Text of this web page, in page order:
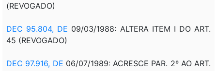
(REVOGADO)
DEC 95.804, DE 09/03/1988: ALTERA ITEM I DO ART.
45 (REVOGADO)
DEC 97.916, DE 06/07/1989: ACRESCE PAR. 2º AO ART.